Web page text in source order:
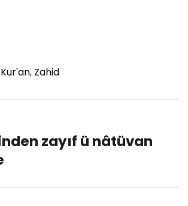
Kur'an, Zahid
zayıf ü nâtüvan